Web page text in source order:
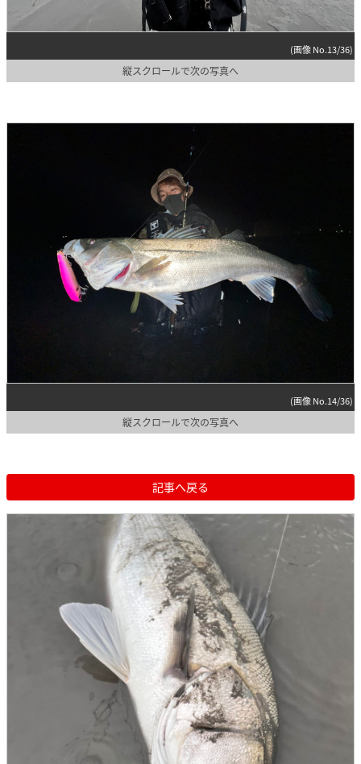
(画像 No.13/36)
縦スクロールで次の写真へ
(画像 No.14/36)
縦スクロールで次の写真へ
記事へ戻る